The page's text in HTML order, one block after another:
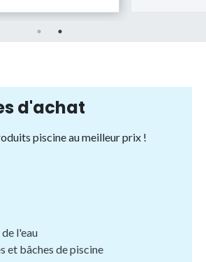
d'achat
piscine au meilleur prix !
l'eau
et bâches de piscine